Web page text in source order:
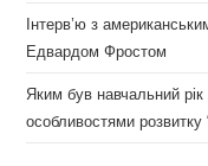
Інтерв’ю з
Едвардом Фростом
Яким був навчальний
особливостями розвитку